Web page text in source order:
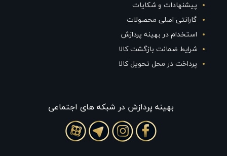
پیشنهادات و شکایات
گارانتی اصلی محصولات
استخدام در بهینه پردازش
شرایط ضمانت بازگشت کالا
پرداخت در محل تحویل کالا
بهينه پردازش در شبکه های اجتماعی